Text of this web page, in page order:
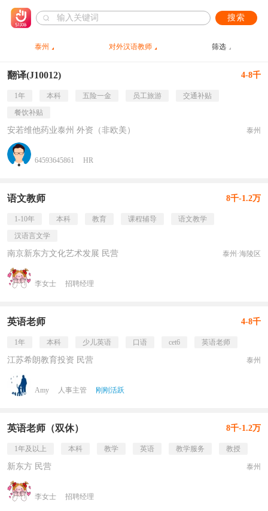
搜索
泰州 对外汉语教师 筛选
翻译(J10012) 4-8千
1年 本科 五险一金 员工旅游
交通补贴
餐饮补贴
安若维他药业泰州 外资（非欧美） 泰州
64593645861 HR
语文教师 8千-1.2万
1-10年 本科 教育 课程辅导
语文教学
汉语言文学
南京新东方文化艺术发展 民营 泰州·海陵区
李女士 招聘经理
英语老师 4-8千
1年 本科 少儿英语 口语 cet6 英语老师
江苏希朗教育投资 民营 泰州
Amy 人事主管 刚刚活跃
英语老师（双休） 8千-1.2万
1年及以上 本科 教学 英语 教学服务 教授
新东方 民营 泰州
李女士 招聘经理